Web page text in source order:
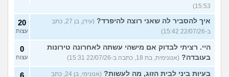
15:53)
איך להסביר לה שאני רוצה להיפרד?
(עידן, בן 27, כתב
ב-22/07/26 15:42)
20
עצות
היי. רציתי לבדוק אם מישהי עשתה לאחרונה טירונות
בעובדה? (אנונימית, בת 18, כתבה ב-22/07/26 15:31)
0
עצות
בעיות ביני לבית הזוג, מה לעשות?
(אנונימי, בן 24, כתב
6